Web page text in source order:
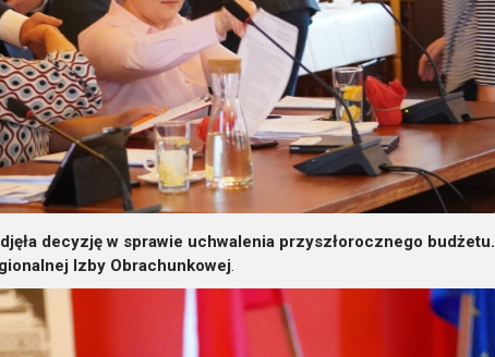
decyzję w sprawie uchwalenia przyszłorocznego budżetu.
Izby Obrachunkowej.